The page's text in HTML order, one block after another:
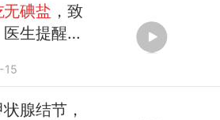
无碘盐 ，致
生提醒别
15
腺结节，